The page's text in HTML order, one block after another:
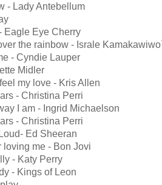
- Lady Antebellum
Eagle Eye Cherry
the rainbow - Israle
- Cyndie Lauper
Midler
my love - Kris Allen
- Christina Perri
I am - Ingrid Michaelson
- Christina Perri
Ed Sheeran
loving me - Bon Jovi
- Katy Perry
- Kings of Leon